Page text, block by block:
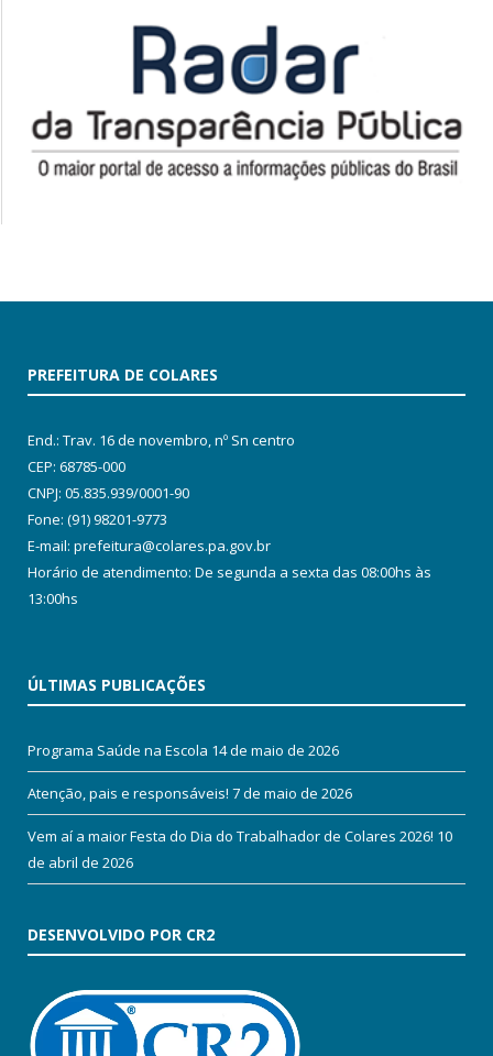
PREFEITURA DE COLARES
End.: Trav. 16 de novembro, nº Sn centro
CEP: 68785-000
CNPJ: 05.835.939/0001-90
Fone: (91) 98201-9773
E-mail: prefeitura@colares.pa.gov.br
Horário de atendimento: De segunda a sexta das 08:00hs às
13:00hs
ÚLTIMAS PUBLICAÇÕES
Programa Saúde na Escola 14 de maio de 2026
Atenção, pais e responsáveis! 7 de maio de 2026
Vem aí a maior Festa do Dia do Trabalhador de Colares 2026! 10
de abril de 2026
DESENVOLVIDO POR CR2